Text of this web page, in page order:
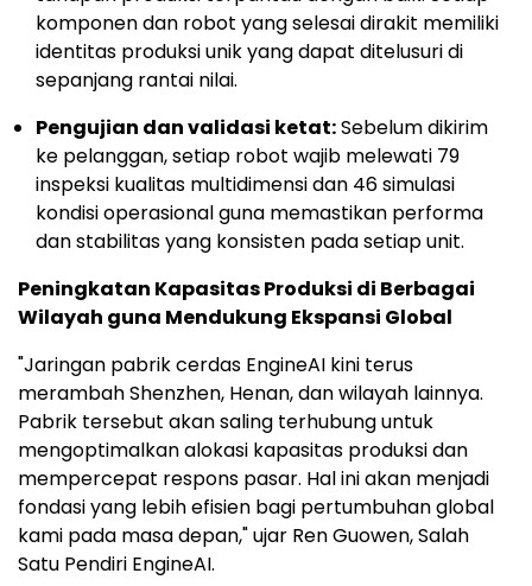
komponen dan robot yang selesai dirakit memiliki
identitas produksi unik yang dapat ditelusuri di
sepanjang rantai nilai.
Pengujian dan validasi ketat:Sebelum dikirim
ke pelanggan, setiap robot wajib melewati 79
inspeksi kualitas multidimensi dan 46 simulasi
kondisi operasional guna memastikan performa
dan stabilitas yang konsisten pada setiap unit.
Peningkatan Kapasitas Produksi di Berbagai
Wilayah guna Mendukung Ekspansi Global
"Jaringan pabrik cerdas EngineAI kini terus
merambah Shenzhen, Henan, dan wilayah lainnya.
Pabrik tersebut akan saling terhubung untuk
mengoptimalkan alokasi kapasitas produksi dan
mempercepat respons pasar. Hal ini akan menjadi
fondasi yang lebih efisien bagi pertumbuhan global
kami pada masa depan," ujar Ren Guowen, Salah
Satu Pendiri EngineAI.